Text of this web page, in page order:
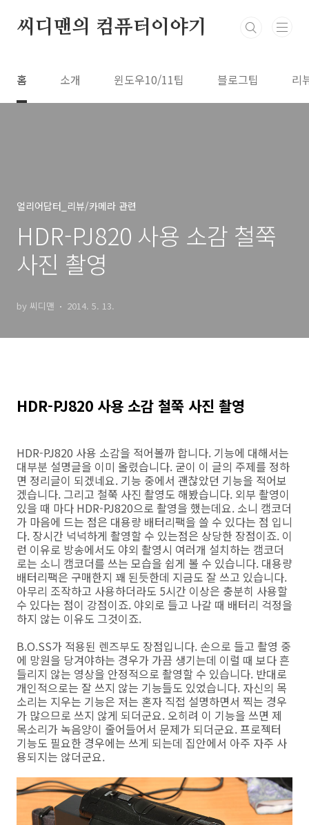
씨디맨의 컴퓨터이야기
홈 소개 윈도우10/11팁 블로그팁 리
얼리어답터_리뷰/카메라 관련
HDR-PJ820 사용 소감 철쭉
사진 촬영
by 씨디맨 2014. 5. 13.
HDR-PJ820 사용 소감 철쭉 사진 촬영
HDR-PJ820 사용 소감을 적어볼까 합니다. 기능에 대해서는
대부분 설명글을 이미 올렸습니다. 굳이 이 글의 주제를 정하
면 정리글이 되겠네요. 기능 중에서 괜찮았던 기능을 적어보
겠습니다. 그리고 철쭉 사진 촬영도 해봤습니다. 외부 촬영이
있을 때 마다 HDR-PJ820으로 촬영을 했는데요. 소니 캠코더
가 마음에 드는 점은 대용량 배터리팩을 쓸 수 있다는 점 입니
다. 장시간 넉넉하게 촬영할 수 있는점은 상당한 장점이죠. 이
런 이유로 방송에서도 야외 촬영시 여러개 설치하는 캠코더
로는 소니 캠코더를 쓰는 모습을 쉽게 볼 수 있습니다. 대용량
배터리팩은 구매한지 꽤 된듯한데 지금도 잘 쓰고 있습니다.
아무리 조작하고 사용하더라도 5시간 이상은 충분히 사용할
수 있다는 점이 강점이죠. 야외로 들고 나갈 때 배터리 걱정을
하지 않는 이유도 그것이죠.
B.O.SS가 적용된 렌즈부도 장점입니다. 손으로 들고 촬영 중
에 망원을 당겨야하는 경우가 가끔 생기는데 이럴 때 보다 흔
들리지 않는 영상을 안정적으로 촬영할 수 있습니다. 반대로
개인적으로는 잘 쓰지 않는 기능들도 있었습니다. 자신의 목
소리는 지우는 기능은 저는 혼자 직접 설명하면서 찍는 경우
가 많으므로 쓰지 않게 되더군요. 오히려 이 기능을 쓰면 제
목소리가 녹음양이 줄어들어서 문제가 되더군요. 프로젝터
기능도 필요한 경우에는 쓰게 되는데 집안에서 아주 자주 사
용되지는 않더군요.